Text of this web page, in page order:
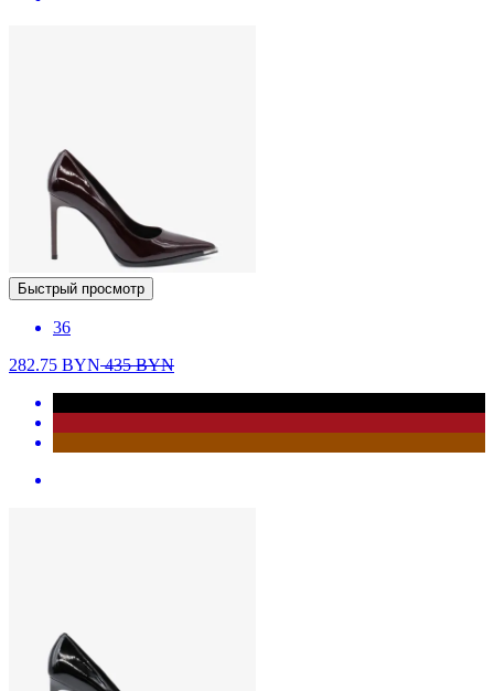
Быстрый просмотр
36
282.75 BYN435BYN